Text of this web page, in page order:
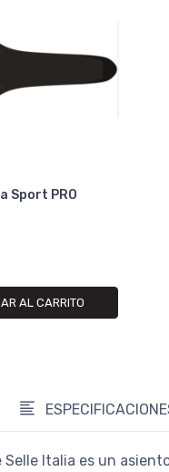
Sport PRO
AL CARRITO
Selle Italia es un